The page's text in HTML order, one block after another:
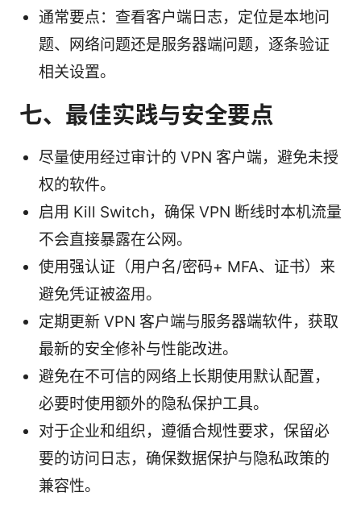
通常要点：查看客户端日志，定位是本地问
题、网络问题还是服务器端问题，逐条验证
相关设置。
七、最佳实践与安全要点
尽量使用经过审计的 VPN 客户端，避免未授
权的软件。
启用 Kill Switch，确保 VPN 断线时本机流量
不会直接暴露在公网。
使用强认证（用户名/密码+ MFA、证书）来
避免凭证被盗用。
定期更新 VPN 客户端与服务器端软件，获取
最新的安全修补与性能改进。
避免在不可信的网络上长期使用默认配置，
必要时使用额外的隐私保护工具。
对于企业和组织，遵循合规性要求，保留必
要的访问日志，确保数据保护与隐私政策的
兼容性。